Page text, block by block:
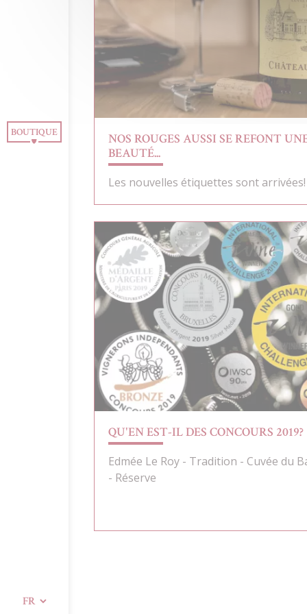
BOUTIQUE
NOS ROUGES AUSSI SE REFONT
BEAUTÉ...
Les nouvelles étiquettes sont arrivées!
QU'EN EST-IL DES CONCOURS 2019?
Edmée Le Roy - Tradition - Cuvée du
- Réserve